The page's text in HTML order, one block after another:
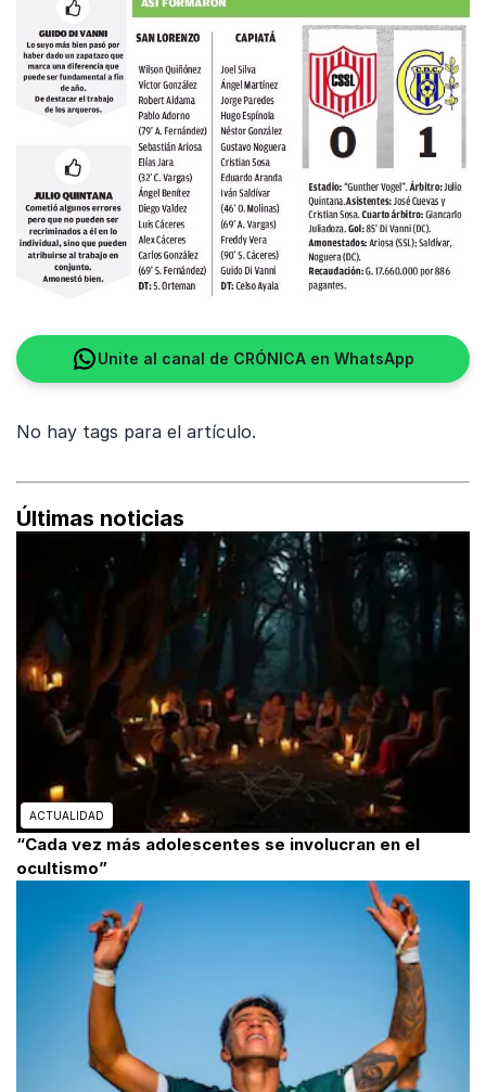
Unite al canal de CRÓNICA en WhatsApp
No hay tags para el artículo.
Últimas noticias
ACTUALIDAD
“Cada vez más adolescentes se involucran en el
ocultismo”